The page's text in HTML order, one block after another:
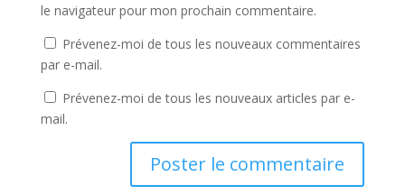
le navigateur pour mon prochain commentaire.
Prévenez-moi de tous les nouveaux commentaires
par e-mail.
Prévenez-moi de tous les nouveaux articles par e-
mail.